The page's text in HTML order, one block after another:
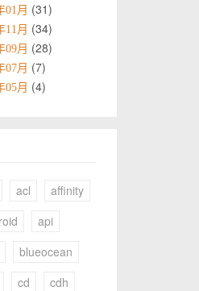
01月 31
11月 34
09月 28
07月 7
05月 4
acl
affinity
api
blueocean
cd
cdh